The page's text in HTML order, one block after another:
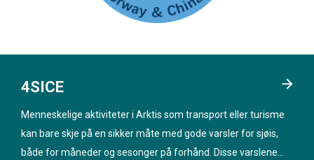
4SICE
Menneskelige aktiviteter i Arktis som transport eller turisme
kan bare skje på en sikker måte med gode varsler for sjøis,
både for måneder og sesonger på forhånd. Disse varslene